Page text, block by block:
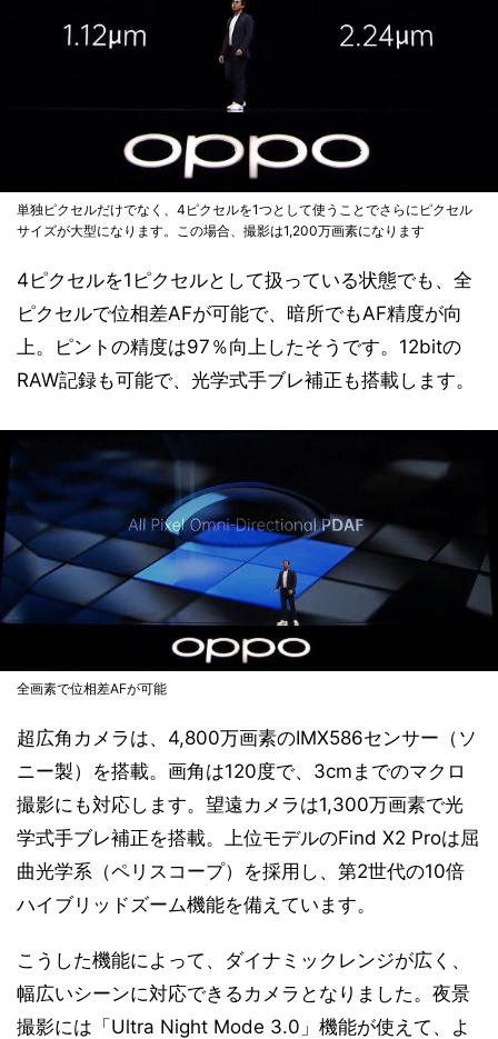
単独ピクセルだけでなく、4ピクセルを1つとして使うことでさらにピクセル
サイズが大型になります。この場合、撮影は1,200万画素になります
4ピクセルを1ピクセルとして扱っている状態でも、全
ピクセルで位相差AFが可能で、暗所でもAF精度が向
上。ピントの精度は97％向上したそうです。12bitの
RAW記録も可能で、光学式手ブレ補正も搭載します。
全画素で位相差AFが可能
超広角カメラは、4,800万画素のIMX586センサー（ソ
ニー製）を搭載。画角は120度で、3cmまでのマクロ
撮影にも対応します。望遠カメラは1,300万画素で光
学式手ブレ補正を搭載。上位モデルのFind X2 Proは屈
曲光学系（ペリスコープ）を採用し、第2世代の10倍
ハイブリッドズーム機能を備えています。
こうした機能によって、ダイナミックレンジが広く、
幅広いシーンに対応できるカメラとなりました。夜景
撮影には「Ultra Night Mode 3.0」機能が使えて、よ